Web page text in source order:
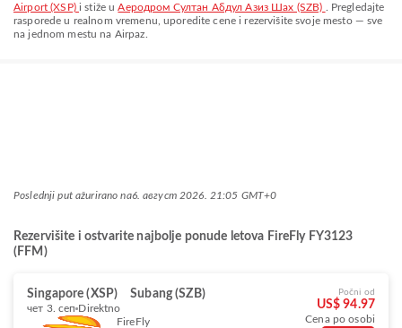
Airport (XSP) i stiže uAеродром Султан Абдул Азиз Шах (SZB)
. Pregledajte
rasporede u realnom vremenu, uporedite cene i rezervišite svoje mesto — sve
na jednom mestu na Airpaz.
Poslednji put ažurirano na6. август 2026. 21:05 GMT+0
Rezervišite i ostvarite najbolje ponude letova FireFly FY3123
(FFM)
Singapore (XSP) Subang (SZB)
чет 3. сеп Direktno
FireFly
Počni od
US$ 94.97
Cena po osobi